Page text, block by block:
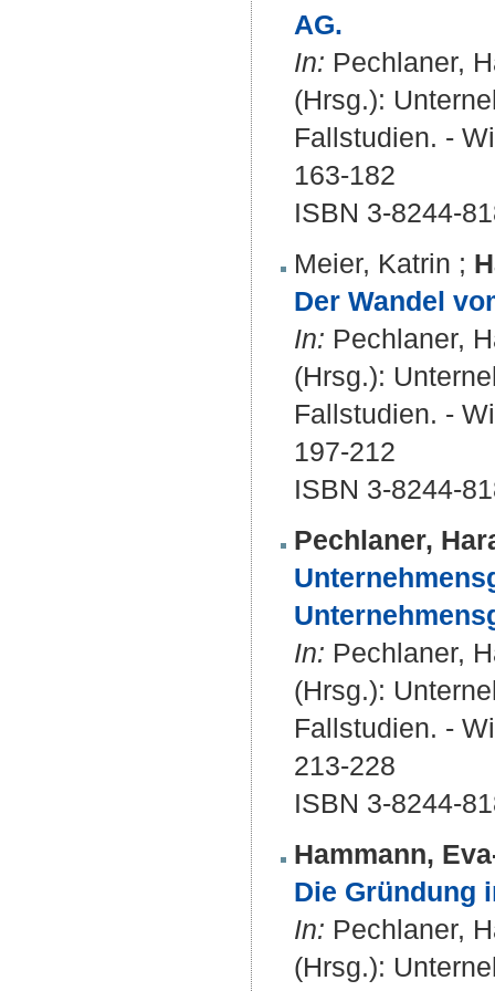
AG.
In: Pechlaner,
(Hrsg.):
Fallstudien. -
163-182
ISBN 3-8244-
Meier, Katrin ;
Der Wandel
In: Pechlaner,
(Hrsg.):
Fallstudien. -
197-212
ISBN 3-8244-
Pechlaner,
In: Pechlaner,
(Hrsg.):
Fallstudien. -
213-228
ISBN 3-8244-
Hammann,
Die Gründung
In: Pechlaner,
(Hrsg.):